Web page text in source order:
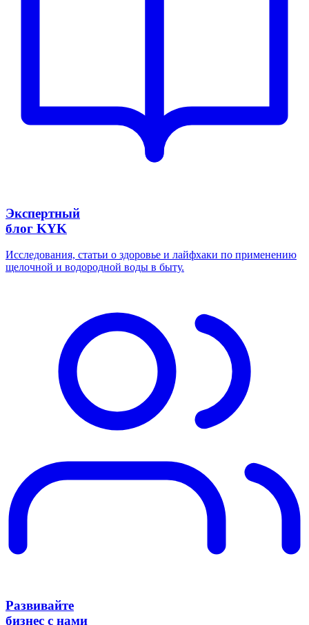
Экспертный
блог KYK
Исследования, статьи о здоровье и лайфхаки по применению
щелочной и водородной воды в быту.
Развивайте
бизнес с нами